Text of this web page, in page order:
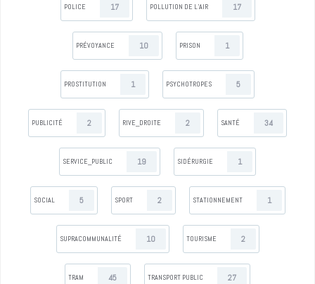
POLICE 17 POLLUTION DE L’AIR 17
PRÉVOYANCE 10 PRISON 1
PROSTITUTION 1 PSYCHOTROPES 5
PUBLICITÉ 2 RIVE_DROITE 2 SANTÉ 34
SERVICE_PUBLIC 19 SIDÉRURGIE 1
SOCIAL 5 SPORT 2 STATIONNEMENT 1
SUPRACOMMUNALITÉ 10 TOURISME 2
TRAM 45 TRANSPORT PUBLIC 27